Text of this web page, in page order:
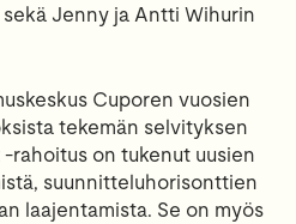
Jenny ja Antti Wihurin
Cuporen vuosien
tekemän selvityksen
rahoitus on tukenut uusien
suunnitteluhorisonttien
laajentamista. Se on myös